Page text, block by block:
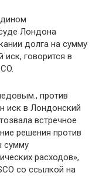
Лондона
долга на сумму
говорится в
против
иск в Лондонский
встречное
решения против
сумму
расходов»,
со ссылкой на